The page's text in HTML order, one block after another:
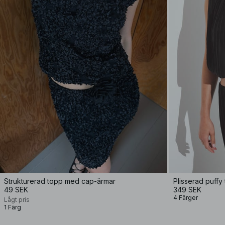
Strukturerad topp med cap-ärmar
49 SEK
Lågt pris
1 Färg
Plisserad puffy
349 SEK
4 Färger